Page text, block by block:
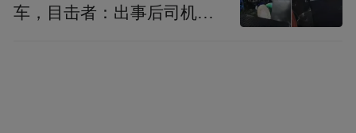
车，目击者：出事后司机一